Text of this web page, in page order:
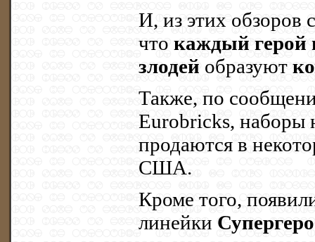
И, из этих обзоров
что каждый
злодей образуют
Также, по
Eurobricks, наборы
продаются в
США.
Кроме того,
линейки